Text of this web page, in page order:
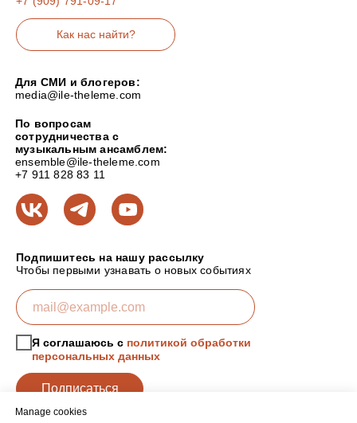
Manage cookies
Для СМИ и блогеров:
media@ile-theleme.com
Подпишитесь на нашу рассылку
Чтобы первыми узнавать о новых событиях
По вопросам
сотрудничества с
музыкальным ансамблем:
ensemble@ile-theleme.com
+7 911 828 83 11
Я соглашаюсь с политикой обработки
персональных данных
Подписаться
Как нас найти?